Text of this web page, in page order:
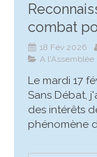
combat
18 Fév 2026
A l'Assemblée
Le mardi 17
Sans Débat,
des intérêts
phénomène